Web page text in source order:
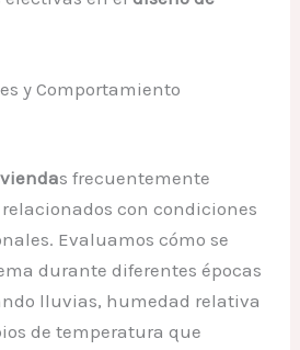
y Comportamiento
s frecuentemente
con condiciones
Evaluamos cómo se
durante diferentes épocas
lluvias, humedad relativa
de temperatura que